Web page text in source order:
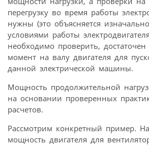
перегрузку во время работы
нужны (это объясняется
условиями работы
необходимо проверить,
момент на валу двигателя для
данной электрической машины.
Мощность продолжительной
на основании проверенных
расчетов.
Рассмотрим конкретный пример.
мощность двигателя для